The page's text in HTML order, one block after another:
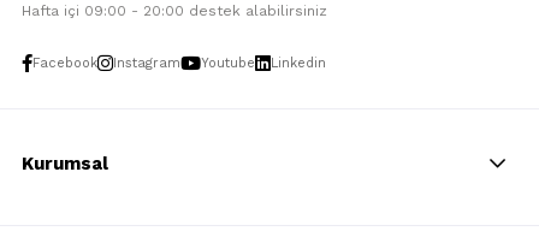
Hafta içi 09:00 - 20:00 destek alabilirsiniz
Facebook Instagram Youtube Linkedin
Kurumsal